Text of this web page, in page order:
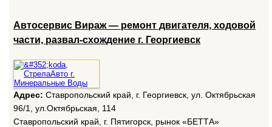
Автосервис Вираж — ремонт двигателя, ходовой
части, развал-схождение г. Георгиевск
Адрес: Ставропольский край, г. Георгиевск, ул. Октябрьская
96/1, ул.Октябрьская, 114
Ставропольский край, г. Пятигорск, рынок «БЕТТА»